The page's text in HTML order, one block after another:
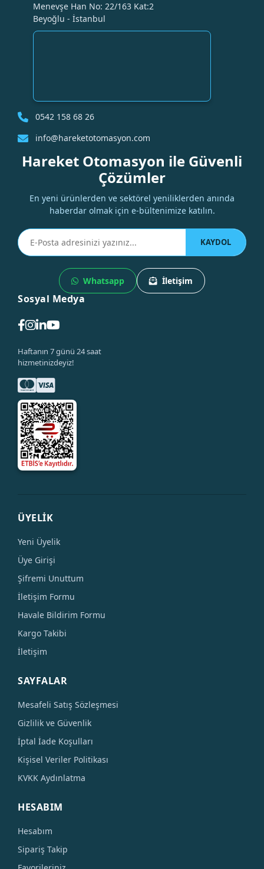
Menevşe Han No: 22/163 Kat:2
Beyoğlu - İstanbul
0542 158 68 26
info@hareketotomasyon.com
Hareket Otomasyon ile Güvenli
Çözümler
En yeni ürünlerden ve sektörel yeniliklerden anında
haberdar olmak için e-bültenimize katılın.
KAYDOL
Whatsapp İletişim
Sosyal Medya
Haftanın 7 günü 24 saat
hizmetinizdeyiz!
ÜYELİK
Yeni Üyelik
Üye Girişi
Şifremi Unuttum
İletişim Formu
Havale Bildirim Formu
Kargo Takibi
İletişim
SAYFALAR
Mesafeli Satış Sözleşmesi
Gizlilik ve Güvenlik
İptal İade Koşulları
Kişisel Veriler Politikası
KVKK Aydınlatma
HESABIM
Hesabım
Sipariş Takip